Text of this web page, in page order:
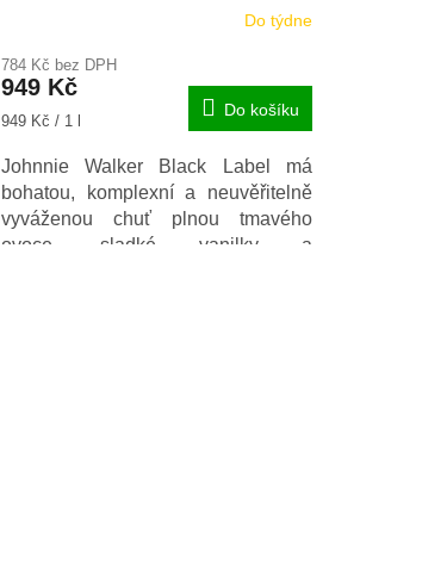
produktu
je
5,0
5
hvězdiček.
Do týdne
784 Kč bez DPH
949 Kč
Měrná
949 Kč / 1 l
Do košíku
Johnnie Walker Black Label má
bohatou, komplexní a neuvěřitelně
vyváženou chuť plnou tmavého
ovoce, sladké vanilky a